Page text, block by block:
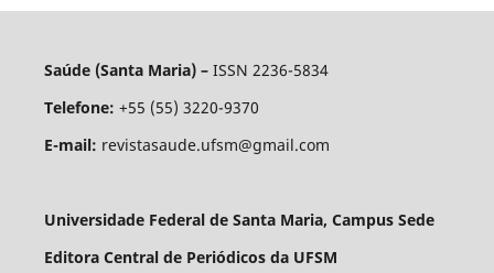
Saúde (Santa Maria) – ISSN 2236-5834
Telefone: +55 (55) 3220-9370
E-mail: revistasaude.ufsm@gmail.com
Universidade Federal de Santa Maria, Campus Sede
Editora Central de Periódicos da UFSM